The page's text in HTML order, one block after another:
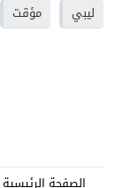
ليبي
مؤقت
الصفحة الرئيسية